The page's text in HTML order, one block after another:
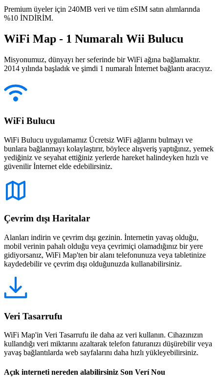
Premium üyeler için 240MB veri ve tüm eSIM satın alımlarında
%10 İNDİRİM.
WiFi Map - 1 Numaralı Wii Bulucu
Misyonumuz, dünyayı her seferinde bir WiFi ağına bağlamaktır.
2014 yılında başladık ve şimdi 1 numaralı İnternet bağlantı aracıyız.
WiFi Bulucu
WiFi Bulucu uygulamamız Ücretsiz WiFi ağlarını bulmayı ve
bunlara bağlanmayı kolaylaştırır, böylece alışveriş yaptığınız, yemek
yediğiniz ve seyahat ettiğiniz yerlerde hareket halindeyken hızlı ve
güvenilir İnternet elde edebilirsiniz.
Çevrim dışı Haritalar
Alanları indirin ve çevrim dışı gezinin. İnternetin yavaş olduğu,
mobil verinin pahalı olduğu veya çevrimiçi olamadığınız bir yere
gidiyorsanız, WiFi Map'ten bir alanı telefonunuza veya tabletinize
kaydedebilir ve çevrim dışı olduğunuzda kullanabilirsiniz.
Veri Tasarrufu
WiFi Map'in Veri Tasarrufu ile daha az veri kullanın. Cihazınızın
kullandığı veri miktarını azaltarak telefon faturanızı düşürebilir veya
yavaş bağlantılarda web sayfalarını daha hızlı yükleyebilirsiniz.
Açık interneti nereden alabilirsiniz Son Verí Nou